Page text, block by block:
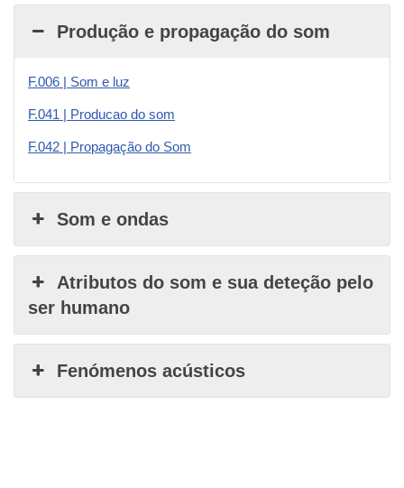
Produção e propagação do som
F.006 | Som e luz
F.041 | Producao do som
F.042 | Propagação do Som
Som e ondas
Atributos do som e sua deteção pelo
ser humano
Fenómenos acústicos